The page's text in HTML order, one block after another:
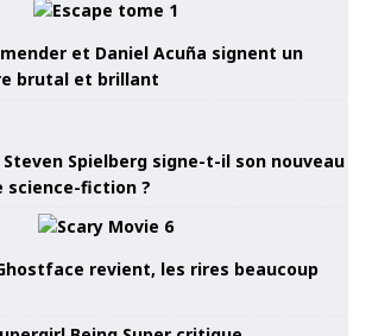
et Daniel Acuña signent un
brutal et brillant
Steven Spielberg signe-t-il son nouveau
science-fiction ?
revient, les rires beaucoup